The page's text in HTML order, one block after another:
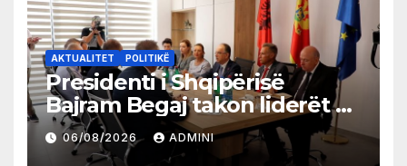
AKTUALITET POLITIKË
Presidenti i Shqipërisë
Bajram Begaj takon liderët e
partive shqiptare në Ulqin
06/08/2026 ADMINI